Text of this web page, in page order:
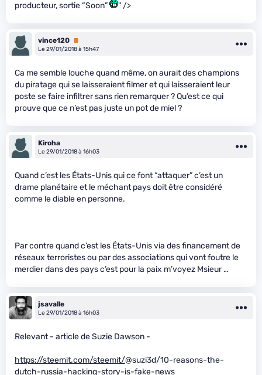
producteur, sortie “Soon”
" />
vince120 Premium
Le 29/01/2018 à 15h47
Ca me semble louche quand même, on aurait des champions
du piratage qui se laisseraient filmer et qui laisseraient leur
poste se faire infiltrer sans rien remarquer ? Qu’est ce qui
prouve que ce n’est pas juste un pot de miel ?
Kiroha
Le 29/01/2018 à 16h03
Quand c’est les États-Unis qui ce font “attaquer” c’est un
drame planétaire et le méchant pays doit être considéré
comme le diable en personne.
Par contre quand c’est les États-Unis via des financement de
réseaux terroristes ou par des associations qui vont foutre le
merdier dans des pays c’est pour la paix m’voyez Msieur …
jsavalle
Le 29/01/2018 à 16h03
Relevant - article de Suzie Dawson -
https://steemit.com/steemit/@suzi3d/10-reasons-the-
dutch-russia-hacking-story-is-fake-news